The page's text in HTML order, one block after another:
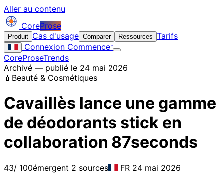
Aller au contenu
CoreProse
Produit Cas d'usage Comparer Ressources Tarifs
Connexion Commencer
CoreProseTrends
Archivé — publié le 24 mai 2026
💄 Beauté & Cosmétiques
Cavaillès lance une gamme
de déodorants stick en
collaboration 87seconds
43/ 100émergent 2 sources FR 24 mai 2026